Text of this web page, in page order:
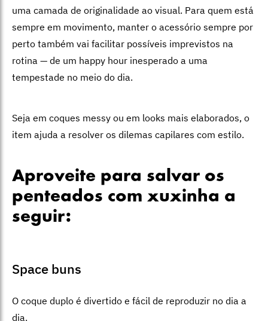
uma camada de originalidade ao visual. Para quem está
sempre em movimento, manter o acessório sempre por
perto também vai facilitar possíveis imprevistos na
rotina — de um happy hour inesperado a uma
tempestade no meio do dia.
Seja em coques messy ou em looks mais elaborados, o
item ajuda a resolver os dilemas capilares com estilo.
Aproveite para salvar os
penteados com xuxinha a
seguir:
Space buns
O coque duplo é divertido e fácil de reproduzir no dia a
dia.